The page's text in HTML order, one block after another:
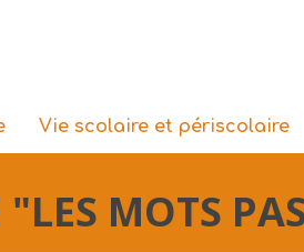
Vie scolaire et périscolaire
MOTS